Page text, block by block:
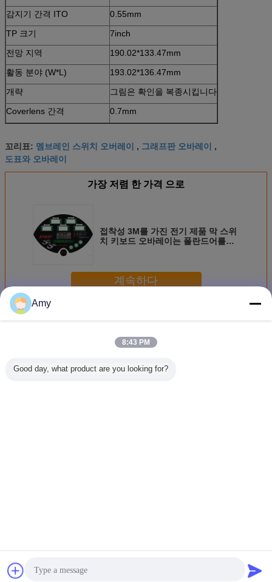
감지기 간격 ITO
0.55mm
TP 크기
7inch
전망 지역
190.02*133.47mm
활동 분야 (W*L)
193.02*136.47mm
개략
그림은 확인을 복종시킵니다
Coverlens 간격
0.7mm
꼬리표: 멤브레인 스위치 오버레이 , 그래프판 오바레이 ,
도표와 오바레이
가장 저렴 한 가격 으로
접착성 3M를 가진 전기 제품 막 스위
치 키보드 오바레이는 폴란드어를
계속하다
더 많은 것
잡담
Amy
8:43 PM
Good day, what product are you looking for?